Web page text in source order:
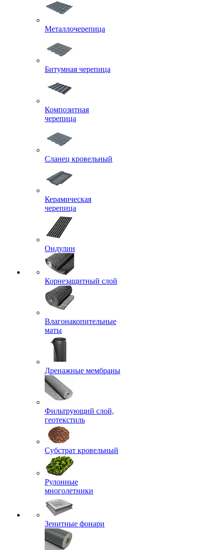
Металлочерепица
Битумная черепица
Композитная
черепица
Сланец кровельный
Керамическая
черепица
Ондулин
Корнезащитный слой
Влагонакопительные
маты
Дренажные мембраны
Фильтрующий слой,
геотекстиль
Субстрат кровельный
Рулонные
многолетники
Зенитные фонари